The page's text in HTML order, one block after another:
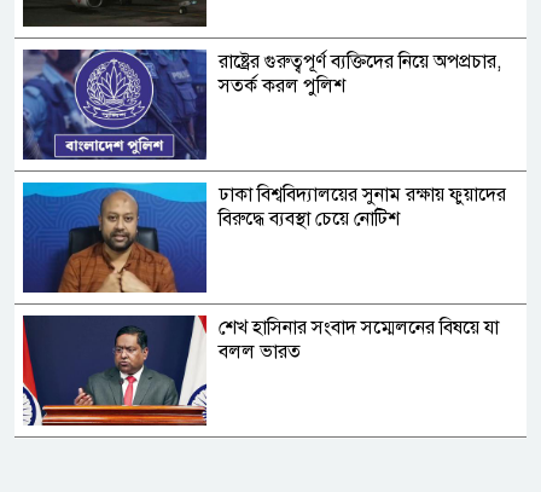
রাষ্ট্রের গুরুত্বপূর্ণ ব্যক্তিদের নিয়ে অপপ্রচার,
সতর্ক করল পুলিশ
ঢাকা বিশ্ববিদ্যালয়ের সুনাম রক্ষায় ফুয়াদের
বিরুদ্ধে ব্যবস্থা চেয়ে নোটিশ
শেখ হাসিনার সংবাদ সম্মেলনের বিষয়ে যা
বলল ভারত